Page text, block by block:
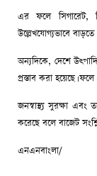
এর ফলে সিগারেট,
উল্লেখযোগ্যভাবে বাড়তে
অন্যদিকে, দেশে
প্রস্তাব করা হয়েছে।
জনস্বাস্থ্য সুরক্ষা এবং
করেছে বলে বাজেট
এনএনবাংলা/